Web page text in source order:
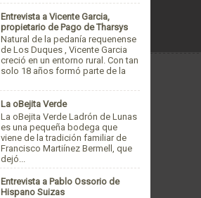
Entrevista a Vicente Garcia,
propietario de Pago de Tharsys
Natural de la pedanía requenense
de Los Duques , Vicente Garcia
creció en un entorno rural. Con tan
solo 18 años formó parte de la
La oBejita Verde
La oBejita Verde Ladrón de Lunas
es una pequeña bodega que
viene de la tradición familiar de
Francisco Martiínez Bermell, que
dejó...
Entrevista a Pablo Ossorio de
Hispano Suizas